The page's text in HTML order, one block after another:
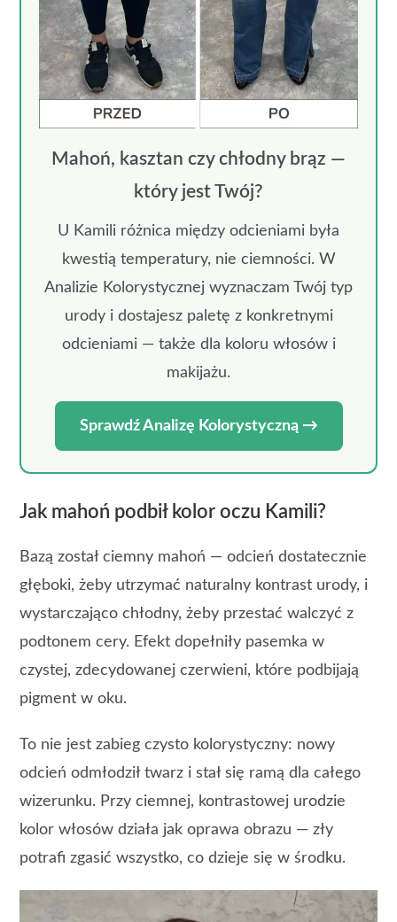
Mahoń, kasztan czy chłodny brąz —
który jest Twój?
U Kamili różnica między odcieniami była
kwestią temperatury, nie ciemności. W
Analizie Kolorystycznej wyznaczam Twój typ
urody i dostajesz paletę z konkretnymi
odcieniami — także dla koloru włosów i
makijażu.
Sprawdź Analizę Kolorystyczną →
Jak mahoń podbił kolor oczu Kamili?
Bazą został ciemny mahoń — odcień dostatecznie
głęboki, żeby utrzymać naturalny kontrast urody, i
wystarczająco chłodny, żeby przestać walczyć z
podtonem cery. Efekt dopełniły pasemka w
czystej, zdecydowanej czerwieni, które podbijają
pigment w oku.
To nie jest zabieg czysto kolorystyczny: nowy
odcień odmłodził twarz i stał się ramą dla całego
wizerunku. Przy ciemnej, kontrastowej urodzie
kolor włosów działa jak oprawa obrazu — zły
potrafi zgasić wszystko, co dzieje się w środku.